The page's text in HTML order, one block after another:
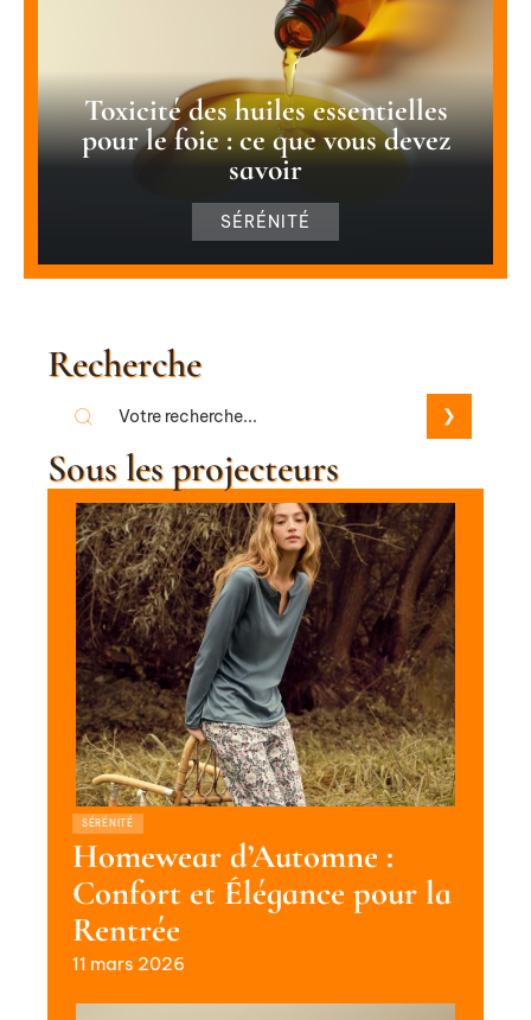
Toxicité des huiles essentielles
pour le foie : ce que vous devez
savoir
SÉRÉNITÉ
Recherche
Sous les projecteurs
SÉRÉNITÉ
Homewear d’Automne :
Confort et Élégance pour la
Rentrée
11 mars 2026